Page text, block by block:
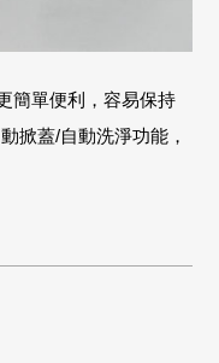
簡單便利，容易保持
掀蓋/自動洗淨功能，